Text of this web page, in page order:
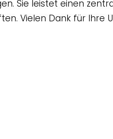
Sie leistet einen
Vielen Dank für Ihre